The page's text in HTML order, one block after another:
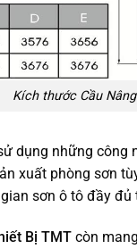
Kích thước Cầu
dụng những công
xuất phòng sơn
sơn ô tô đầy
Bị TMT còn